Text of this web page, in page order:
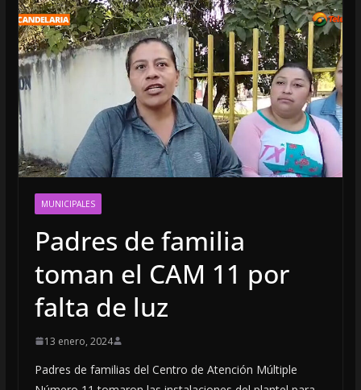
MUNICIPALES
Padres de familia
toman el CAM 11 por
falta de luz
13 enero, 2024
Padres de familias del Centro de Atención Múltiple